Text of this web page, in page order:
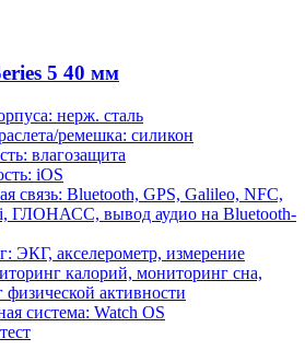
5 40 мм
нерж. сталь
ремешка: силикон
влагозащита
iOS
связь: Bluetooth, GPS, Galileo, NFC,
ГЛОНАСC, вывод аудио на Bluetooth-
ЭКГ, акселерометр, измерение
калорий, мониторинг сна,
активности
система: Watch OS